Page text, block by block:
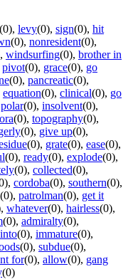
(0), levy(0), sign(0), hit
(0), nonresident(0),
, windsurfing(0), brother in
pivot(0), grace(0), go
(0), pancreatic(0),
equation(0), clinical(0), go
polar(0), insolvent(0),
(0), topography(0),
(0), give up(0),
(0), grate(0), ease(0),
(0), ready(0), explode(0),
(0), collected(0),
, cordoba(0), southern(0),
(0), patrolman(0), get it
, whatever(0), hairless(0),
(0), admiralty(0),
(0), immature(0),
(0), subdue(0),
for(0), allow(0), gang
(0)